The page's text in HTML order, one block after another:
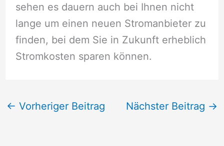
sehen es dauern auch bei Ihnen nicht
lange um einen neuen Stromanbieter zu
finden, bei dem Sie in Zukunft erheblich
Stromkosten sparen können.
← Vorheriger Beitrag Nächster Beitrag →